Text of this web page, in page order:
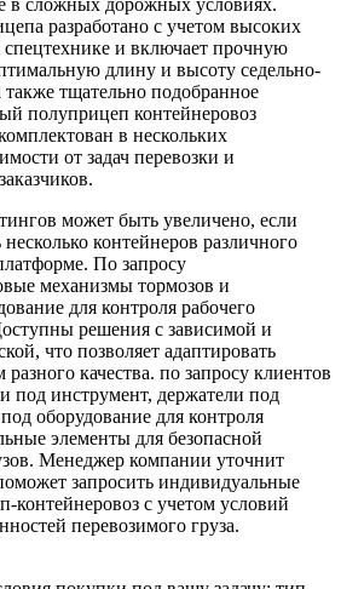
разработано с учетом высоких
спецтехнике и включает прочную
длину и высоту седельно-
также тщательно подобранное
полуприцеп контейнеровоз
в нескольких
от задач перевозки и
может быть увеличено, если
контейнеров различного
По запросу
механизмы тормозов и
для контроля рабочего
решения с зависимой и
что позволяет адаптировать
качества. по запросу клиентов
под инструмент, держатели под
оборудование для контроля
элементы для безопасной
Менеджер компании уточнит
запросить индивидуальные
контейнеровоз с учетом условий
перевозимого груза.